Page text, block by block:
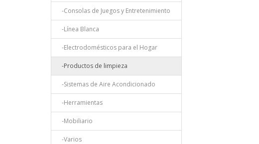
-Consolas de Juegos y Entretenimiento
-Línea Blanca
-Electrodomésticos para el Hogar
-Productos de limpieza
-Sistemas de Aire Acondicionado
-Herramientas
-Mobiliario
-Varios